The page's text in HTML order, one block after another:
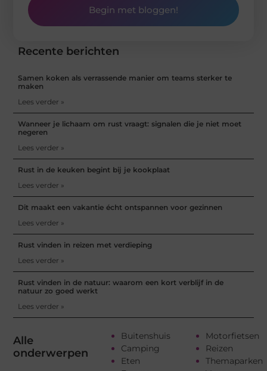
Alle
onderwerpen
Buitenshuis
Camping
Eten
Motorfietsen
Reizen
Themaparken
Recente berichten
Samen koken als verrassende manier om teams sterker te
maken
Lees verder »
Wanneer je lichaam om rust vraagt: signalen die je niet moet
negeren
Lees verder »
Rust in de keuken begint bij je kookplaat
Lees verder »
Dit maakt een vakantie écht ontspannen voor gezinnen
Lees verder »
Rust vinden in reizen met verdieping
Lees verder »
Rust vinden in de natuur: waarom een kort verblijf in de
natuur zo goed werkt
Lees verder »
Begin met bloggen!